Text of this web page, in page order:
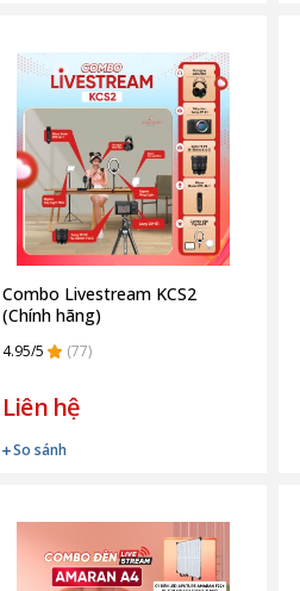
Combo Livestream KCS2
(Chính hãng)
4.95/5 (77)
Liên hệ
So sánh